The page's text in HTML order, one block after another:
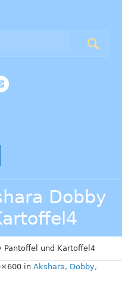
Dobby
Pantoffel und Kartoffel4
in Akshara, Dobby,